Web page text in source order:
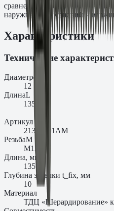
сравнению с обычным
наружных применений и
Характеристики
Технические
Диаметрd₀
12
ДлинаL
135
Артикул
21304201AM
РезьбаM
M12
Длина, мм
135
Глубина заделки t_fix, мм
10
Материал
ТДЦ «Шерардирование»